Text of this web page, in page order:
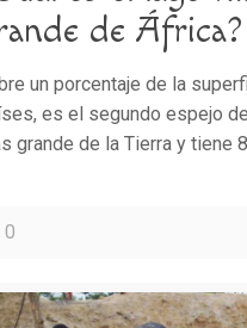
de África?
un porcentaje de la
es el segundo espejo
grande de la Tierra y tiene
0